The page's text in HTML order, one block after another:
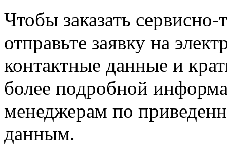
Чтобы заказать
отправьте заявку на
контактные данные и
более подробной
менеджерам по
данным.